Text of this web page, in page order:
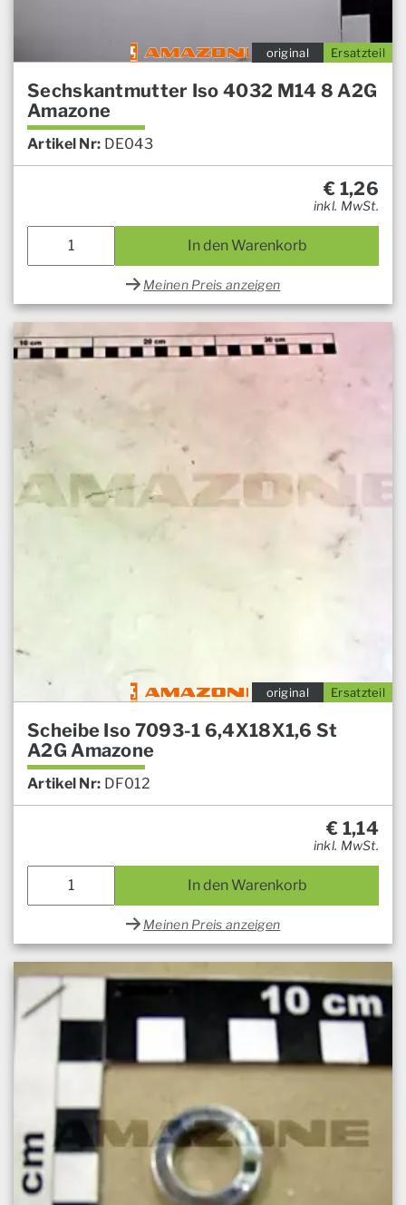
Ersatzteil
original
Sechskantmutter Iso 4032 M14 8 A2G
Amazone
Artikel Nr: DE043
€ 1,26
inkl. MwSt.
In den Warenkorb
Meinen Preis anzeigen
Ersatzteil
original
Scheibe Iso 7093-1 6,4X18X1,6 St
A2G Amazone
Artikel Nr: DF012
€ 1,14
inkl. MwSt.
In den Warenkorb
Meinen Preis anzeigen